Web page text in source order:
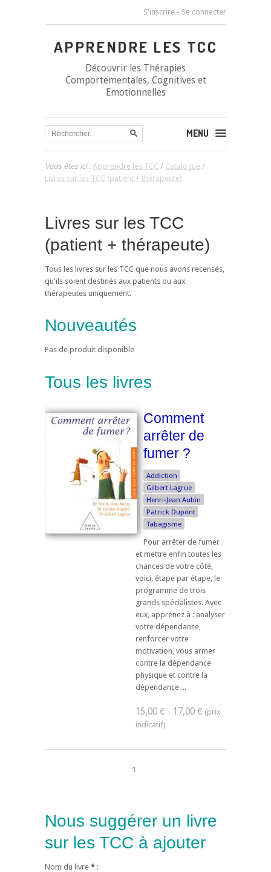
S'inscrire - Se connecter
APPRENDRE LES TCC
Découvrir les Thérapies
Comportementales, Cognitives et
Emotionnelles
MENU
Vous êtes ici :Apprendre les TCC / Catalogue /
Livres sur les TCC (patient + thérapeute)
Livres sur les TCC
(patient + thérapeute)
Tous les livres sur les TCC que nous avons recensés,
qu'ils soient destinés aux patients ou aux
thérapeutes uniquement.
Nouveautés
Pas de produit disponible
Tous les livres
Comment
arrêter de
fumer ?
Addiction
Gilbert Lagrue
Henri-Jean Aubin
Patrick Dupont
Tabagisme
Pour arrêter de fumer
et mettre enfin toutes les
chances de votre côté,
voici, étape par étape, le
programme de trois
grands spécialistes. Avec
eux, apprenez à : analyser
votre dépendance,
renforcer votre
motivation, vous armer
contre la dépendance
physique et contre la
dépendance ...
15,00 € - 17,00 €
1
Nous suggérer un livre
sur les TCC à ajouter
Nom du livre * :